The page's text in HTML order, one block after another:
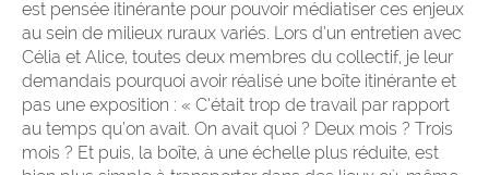
est pensée itinérante pour pouvoir médiatiser ces enjeux
au sein de milieux ruraux variés. Lors d’un entretien avec
Célia et Alice, toutes deux membres du collectif, je leur
demandais pourquoi avoir réalisé une boîte itinérante et
pas une exposition : « C’était trop de travail par rapport
au temps qu’on avait. On avait quoi ? Deux mois ? Trois
mois ? Et puis, la boîte, à une échelle plus réduite, est